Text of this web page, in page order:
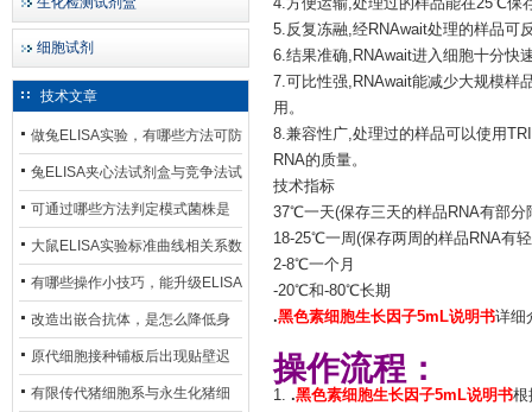
细胞试剂
技术文章
做兔ELISA实验，有哪些方法可防
止平台效应发生？
兔ELISA夹心法试剂盒与竞争法试
剂盒，适用检测场景存在哪些差
异？
可通过哪些方法判定模式菌株是
否存在杂菌污染？
大鼠ELISA实验标准曲线相关系数
偏低，可从哪些维度开展问题排
查？
有哪些操作小技巧，能升级ELISA
的LOD与LOQ性能？
改造出嵌合抗体，是怎么降低身
体生成抗鼠抗体（HAMA）的？
原代细胞接种铺板后出现贴壁迟
缓、悬浮细胞数量偏多的现象的
有限传代猪细胞系与永生化猪细
4.方便运输,处理过的样品能在25℃保
5.反复冻融,经RNAwait处理的样品可
6.结果准确,RNAwait进入细胞十分快
7.可比性强,RNAwait能减少大规模样
用。
8.兼容性广,处理过的样品可以使用
RNA的质量。
技术指标
37℃一天(保存三天的样品RNA有部分
18-25℃一周(保存两周的样品RNA有
2-8℃一个月
-20℃和-80℃长期
.黑色素细胞生长因子5mL说明书详细
操作流程：
1. .黑色素细胞生长因子5mL说明书根